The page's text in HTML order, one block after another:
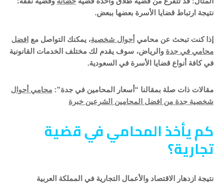
نتيجة ارتباط قضايا الأسرة بعضها ببعض.
إذا كنت تبحث عن محامي أحوال شخصية، يمكنك التواصل مع افضل
محامي في جدة والرياض، سوف يقدم لك مختلف الخدمات القانونية
في كافة أنواع قضايا الأسرة في السعودية.
مقالات ذات صلة بمقالنا “أسعار المحامين في جدة”: محامي أحوال
شخصية جدة من افضل المحامين الشرعين خبرة
كم يأخذ المحامي في قضية
تجارية؟
نتيجة ازدهار الاقتصاد والأعمال التجارية في المملكة العربية